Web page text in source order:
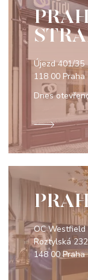
Újezd 401/35
118 00
Dnes
OC Westfield
Roztylská
148 00 Praha